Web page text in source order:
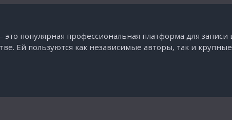
популярная профессиональная платформа для
Ей пользуются как независимые авторы, так и